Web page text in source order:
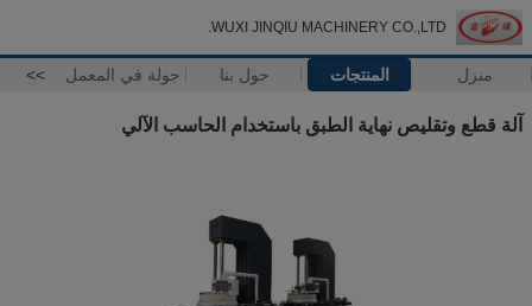
WUXI JINQIU MACHINERY CO.,LTD.
منزل المنتجات حول بنا جولة في المعمل >>
آلة قطع وتقليص نهاية الطبق باستخدام الحاسب الآلي